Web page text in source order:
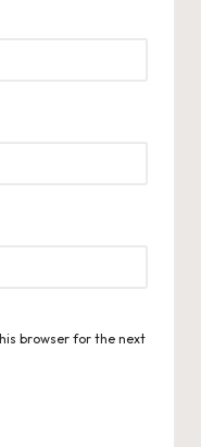
browser for the next